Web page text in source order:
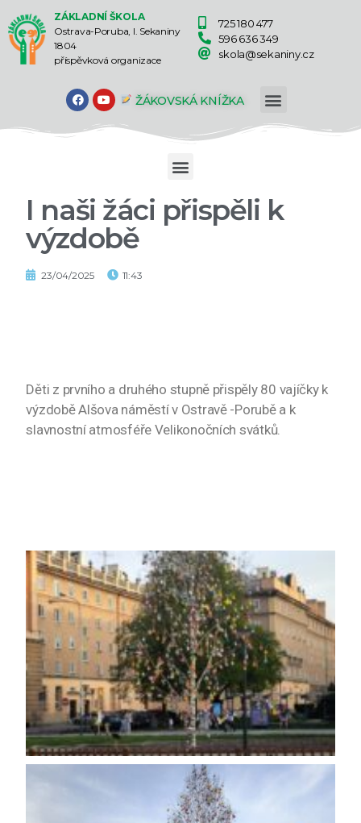
ZÁKLADNÍ ŠKOLA
Ostrava-Poruba, I. Sekaniny
1804
příspěvková organizace
725 180 477
596 636 349
skola@sekaniny.cz
ŽÁKOVSKÁ KNÍŽKA
I naši žáci přispěli k
výzdobě
23/04/2025 11:43
Děti z prvního a druhého stupně přispěly 80 vajíčky k
výzdobě Alšova náměstí v Ostravě -Porubě a k
slavnostní atmosféře Velikonočních svátků.